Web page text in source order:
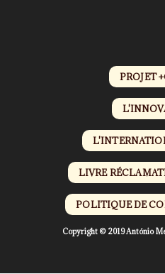
PROJET
LIVRE
POLITIQUE DE
Copyright © 2019 António